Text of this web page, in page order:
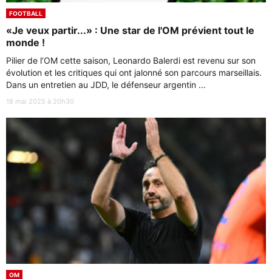
FOOTBALL
«Je veux partir...» : Une star de l'OM prévient tout le
monde !
Pilier de l’OM cette saison, Leonardo Balerdi est revenu sur son
évolution et les critiques qui ont jalonné son parcours marseillais.
Dans un entretien au JDD, le défenseur argentin ...
18 mai 2025 à 20h30
OM